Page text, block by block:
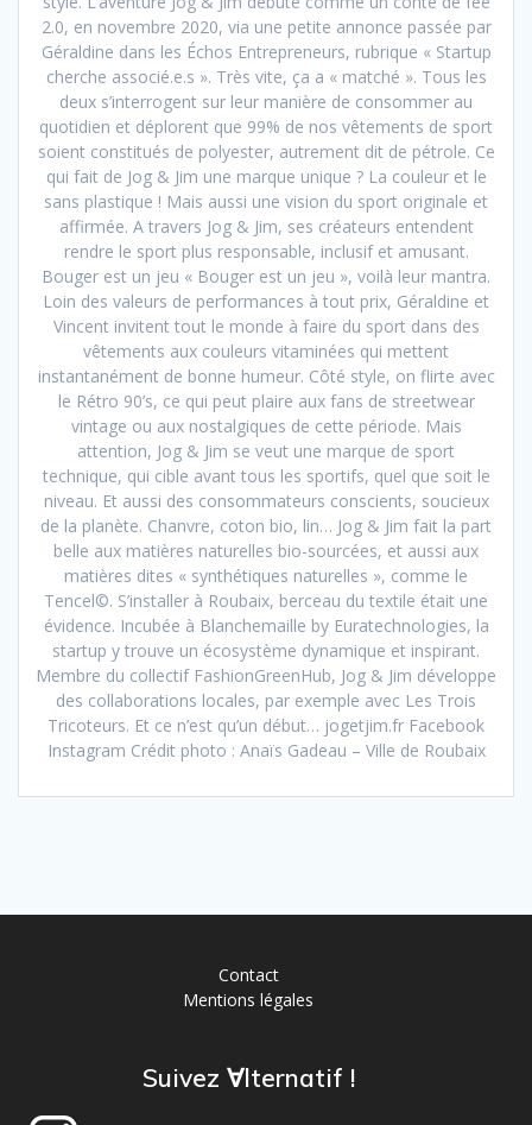
2.0, en novembre 2020, via une petite annonce passée par
Géraldine dans les Échos Entrepreneurs, rubrique « Startup
cherche associé.e.s ». Très vite, ça a « matché ». Tous les
deux s’interrogent sur leur manière de consommer au
quotidien et déplorent que 99% de nos vêtements de sport
soient constitués de polyester, autrement dit de pétrole. Ce
qui fait de Jog & Jim une marque unique ? La couleur et le
sans plastique ! Mais aussi une vision du sport originale et
affirmée. A travers Jog & Jim, ses créateurs entendent
rendre le sport plus responsable, inclusif et amusant.
Bouger est un jeu « Bouger est un jeu », voilà leur mantra.
Loin des valeurs de performances à tout prix, Géraldine et
Vincent invitent tout le monde à faire du sport dans des
vêtements aux couleurs vitaminées qui mettent
instantanément de bonne humeur. Côté style, on flirte avec
le Rétro 90’s, ce qui peut plaire aux fans de streetwear
vintage ou aux nostalgiques de cette période. Mais
attention, Jog & Jim se veut une marque de sport
technique, qui cible avant tous les sportifs, quel que soit le
niveau. Et aussi des consommateurs conscients, soucieux
de la planète. Chanvre, coton bio, lin… Jog & Jim fait la part
belle aux matières naturelles bio-sourcées, et aussi aux
matières dites « synthétiques naturelles », comme le
Tencel©. S’installer à Roubaix, berceau du textile était une
évidence. Incubée à Blanchemaille by Euratechnologies, la
startup y trouve un écosystème dynamique et inspirant.
Membre du collectif FashionGreenHub, Jog & Jim développe
des collaborations locales, par exemple avec Les Trois
Tricoteurs. Et ce n’est qu’un début… jogetjim.fr Facebook
Instagram Crédit photo : Anaïs Gadeau – Ville de Roubaix
Contact
Mentions légales
Suivez ∀lternatif !